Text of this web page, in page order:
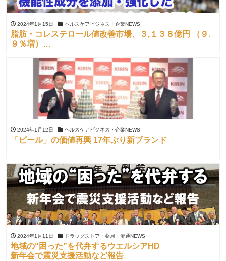
2024年1月15日 ヘルスケアビジネス・企業NEWS
脂肪・コレステロール値改善市場、３,１３８億円 （９.
９％増）
2024年1月12日 ヘルスケアビジネス・企業NEWS
「ビール」の価値再興 17年ぶり新ブランド
2024年1月11日 ドラッグストア・薬局・流通NEWS
地域の“困った”を代弁するウエルシアHD
新年会で震災支援活動など報告